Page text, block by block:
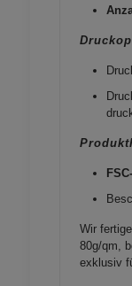
Wir
80g/qm,
exklusiv